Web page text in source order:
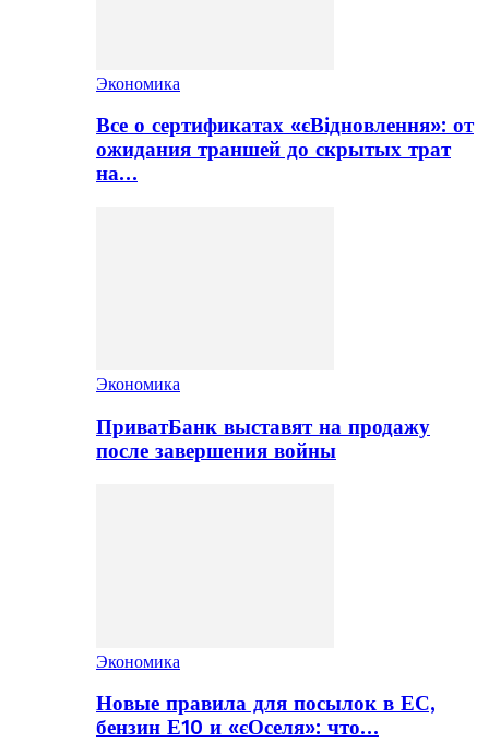
Экономика
Все о сертификатах «єВідновлення»: от
ожидания траншей до скрытых трат
на…
Экономика
ПриватБанк выставят на продажу
после завершения войны
Экономика
Новые правила для посылок в ЕС,
бензин Е10 и «єОселя»: что…